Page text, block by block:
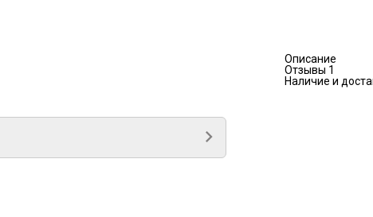
Описание
Отзывы 1
Наличие и